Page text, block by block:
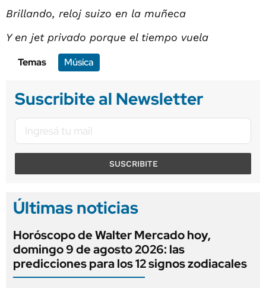
Brillando, reloj suizo en la muñeca
Y en jet privado porque el tiempo vuela
Temas
Música
Suscribite al Newsletter
SUSCRIBITE
Últimas noticias
Horóscopo de Walter Mercado hoy,
domingo 9 de agosto 2026: las
predicciones para los 12 signos zodiacales